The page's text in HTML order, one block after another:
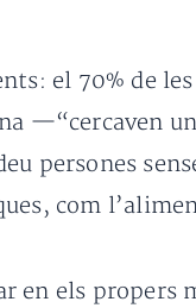
el 70% de
—“cercaven
persones
com
en els propers